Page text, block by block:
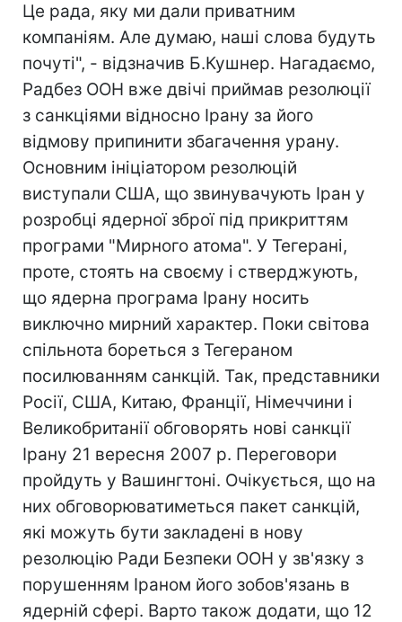
Це рада, яку ми дали приватним
компаніям. Але думаю, наші слова будуть
почуті", - відзначив Б.Кушнер. Нагадаємо,
Радбез ООН вже двічі приймав резолюції
з санкціями відносно Ірану за його
відмову припинити збагачення урану.
Основним ініціатором резолюцій
виступали США, що звинувачують Іран у
розробці ядерної зброї під прикриттям
програми "Мирного атома". У Тегерані,
проте, стоять на своєму і стверджують,
що ядерна програма Ірану носить
виключно мирний характер. Поки світова
спільнота бореться з Тегераном
посилюванням санкцій. Так, представники
Росії, США, Китаю, Франції, Німеччини і
Великобританії обговорять нові санкції
Ірану 21 вересня 2007 р. Переговори
пройдуть у Вашингтоні. Очікується, що на
них обговорюватиметься пакет санкцій,
які можуть бути закладені в нову
резолюцію Ради Безпеки ООН у зв'язку з
порушенням Іраном його зобов'язань в
ядерній сфері. Варто також додати, що 12